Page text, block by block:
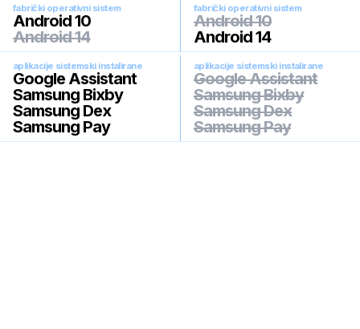
fabrički operativni sistem
Android 10
Android 14
fabrički operativni sistem
Android 10
Android 14
aplikacije sistemski instalirane
Google Assistant
Samsung Bixby
Samsung Dex
Samsung Pay
aplikacije sistemski instalirane
Google Assistant
Samsung Bixby
Samsung Dex
Samsung Pay